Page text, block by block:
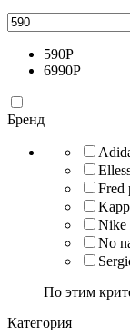
590Р
6990Р
Бренд
Fred
Nike
No
По этим
Категория